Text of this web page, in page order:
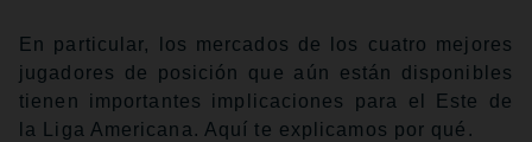
En particular, los mercados de los cuatro mejores
jugadores de posición que aún están disponibles
tienen importantes implicaciones para el Este de
la Liga Americana. Aquí te explicamos por qué.